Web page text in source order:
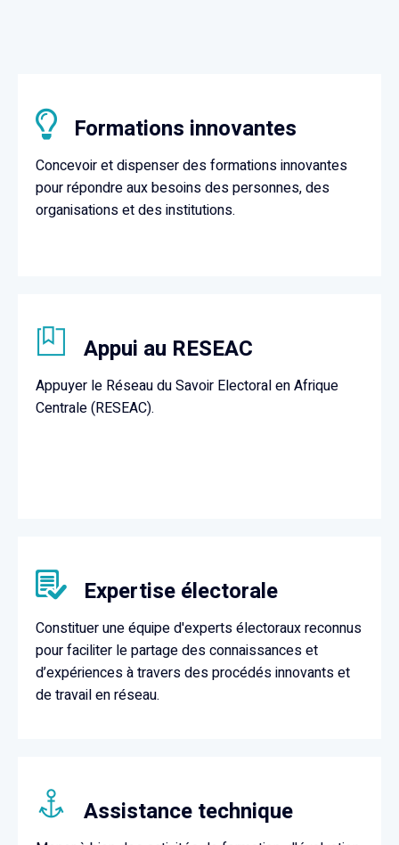
Formations innovantes
Concevoir et dispenser des formations innovantes
pour répondre aux besoins des personnes, des
organisations et des institutions.
Appui au RESEAC
Appuyer le Réseau du Savoir Electoral en Afrique
Centrale (RESEAC).
Expertise électorale
Constituer une équipe d'experts électoraux reconnus
pour faciliter le partage des connaissances et
d’expériences à travers des procédés innovants et
de travail en réseau.
Assistance technique